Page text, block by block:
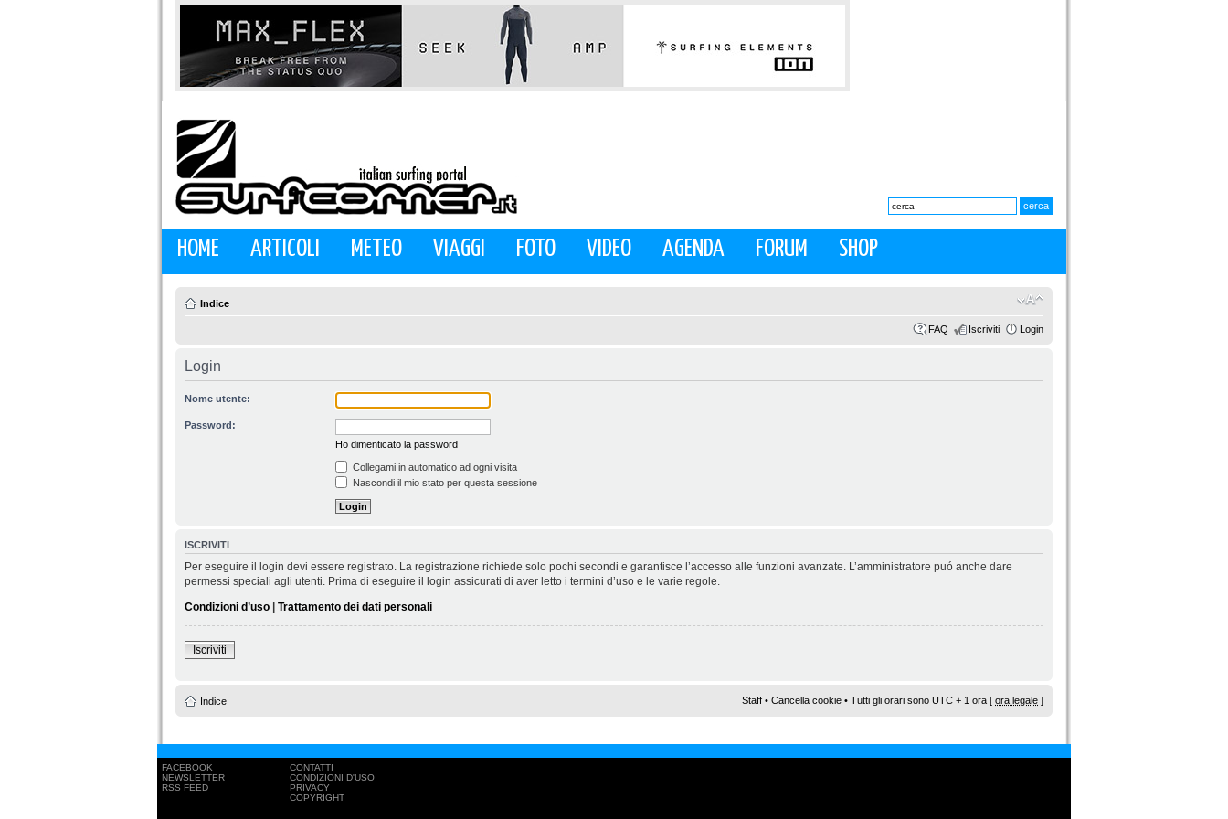
HOME ARTICOLI METEO VIAGGI FOTO VIDEO AGENDA FORUM SHOP
Indice
FAQ Iscriviti Login
Login
Nome utente:
Password:
Ho dimenticato la password
Collegami in automatico ad ogni visita
Nascondi il mio stato per questa sessione
ISCRIVITI
Per eseguire il login devi essere registrato. La registrazione richiede solo pochi secondi e garantisce l’accesso alle funzioni avanzate. L’amministratore puó anche dare
permessi speciali agli utenti. Prima di eseguire il login assicurati di aver letto i termini d’uso e le varie regole.
Condizioni d’uso | Trattamento dei dati personali
Iscriviti
Indice Staff • Cancella cookie • Tutti gli orari sono UTC + 1 ora [ ora legale ]
FACEBOOK
NEWSLETTER
RSS FEED
CONTATTI
CONDIZIONI D'USO
PRIVACY
COPYRIGHT